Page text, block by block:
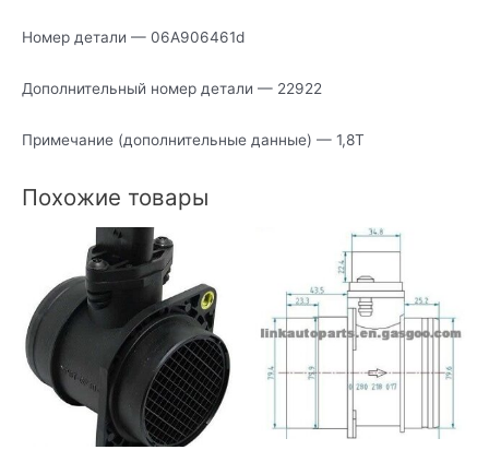
Номер детали — 06A906461d
Дополнительный номер детали — 22922
Примечание (дополнительные данные) — 1,8Т
Похожие товары